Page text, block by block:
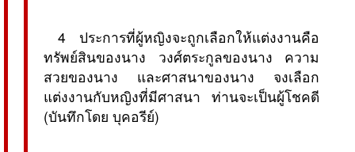
 4 ประการที่ผู้หญิงจะถูกเลือกให้แต่งงานคือ
ทรัพย์สินของนาง วงศ์ตระกูลของนาง ความ
สวยของนาง และศาสนาของนาง จงเลือก
แต่งงานกับหญิงที่มีศาสนา ท่านจะเป็นผู้โชคดี
(บันทึกโดย บุคอรีย์)